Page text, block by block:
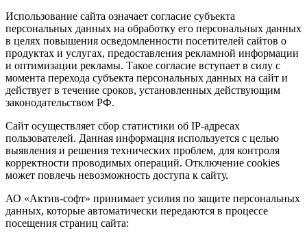
Использование сайта означает согласие субъекта
персональных данных на обработку его персональных данных
в целях повышения осведомленности посетителей сайтов о
продуктах и услугах, предоставления рекламной информации
и оптимизации рекламы. Такое согласие вступает в силу с
момента перехода субъекта персональных данных на сайт и
действует в течение сроков, установленных действующим
законодательством РФ.
Сайт осуществляет сбор статистики об IP-адресах
пользователей. Данная информация используется с целью
выявления и решения технических проблем, для контроля
корректности проводимых операций. Отключение cookies
может повлечь невозможность доступа к сайту.
АО «Актив-софт» принимает усилия по защите персональных
данных, которые автоматически передаются в процессе
посещения страниц сайта: